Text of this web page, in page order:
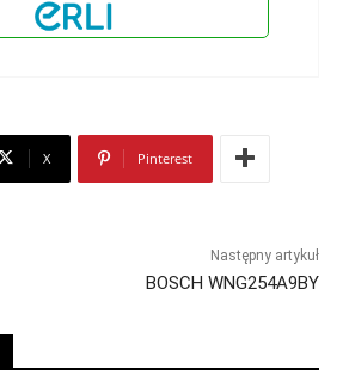
X Pinterest
Następny artykuł
BOSCH WNG254A9BY